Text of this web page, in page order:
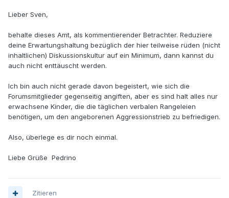
Lieber Sven,
behalte dieses Amt, als kommentierender Betrachter. Reduziere
deine Erwartungshaltung bezüglich der hier teilweise rüden (nicht
inhaltlichen) Diskussionskultur auf ein Minimum, dann kannst du
auch nicht enttäuscht werden.
Ich bin auch nicht gerade davon begeistert, wie sich die
Forumsmitglieder gegenseitig angiften, aber es sind halt alles nur
erwachsene Kinder, die die täglichen verbalen Rangeleien
benötigen, um den angeborenen Aggressionstrieb zu befriedigen.
Also, überlege es dir noch einmal.
Liebe Grüße Pedrino
Zitieren